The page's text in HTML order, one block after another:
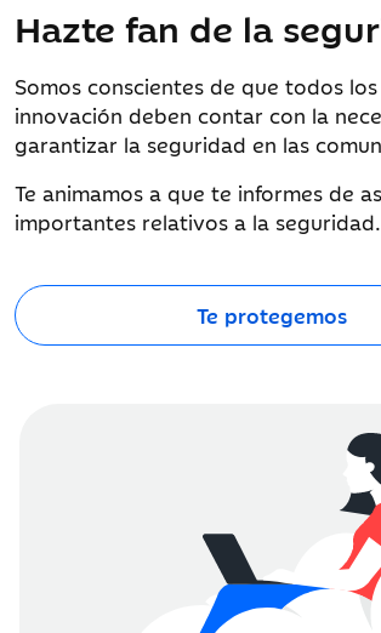
Hazte fan de la
Somos conscientes de que todos
innovación deben contar con la
garantizar la seguridad en las
Te animamos a que te informes de
importantes relativos a la seguridad.
Te protegemos